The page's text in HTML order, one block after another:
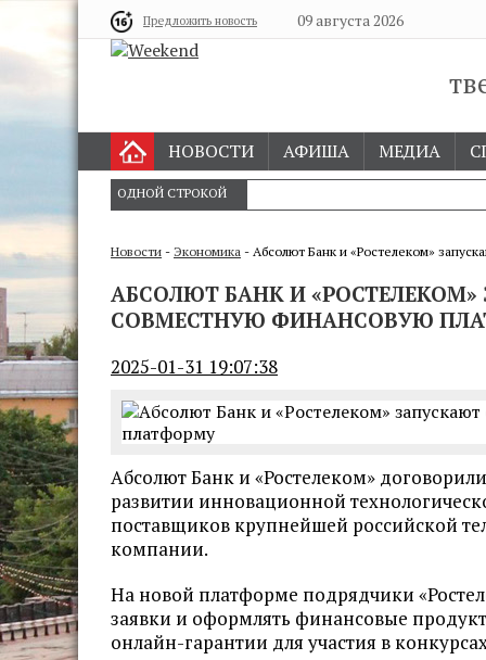
Предложить новость 09 августа 2026
НОВОСТИ
АФИША МЕДИА
ОДНОЙ СТРОКОЙ
Новости - Экономика - Абсолют Банк и «Ростелеком»
АБСОЛЮТ БАНК И
СОВМЕСТНУЮ ФИНАНСОВУЮ
2025-01-31 19:07:38
Абсолют Банк и «Ростелеком»
развитии инновационной
поставщиков крупнейшей российской
компании.
На новой платформе подрядчики
заявки и оформлять финансовые
онлайн-гарантии для участия в